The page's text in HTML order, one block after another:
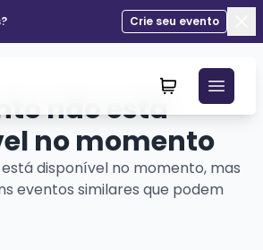
Crie seu evento
não está
no momento
disponível no momento, mas
eventos similares que podem